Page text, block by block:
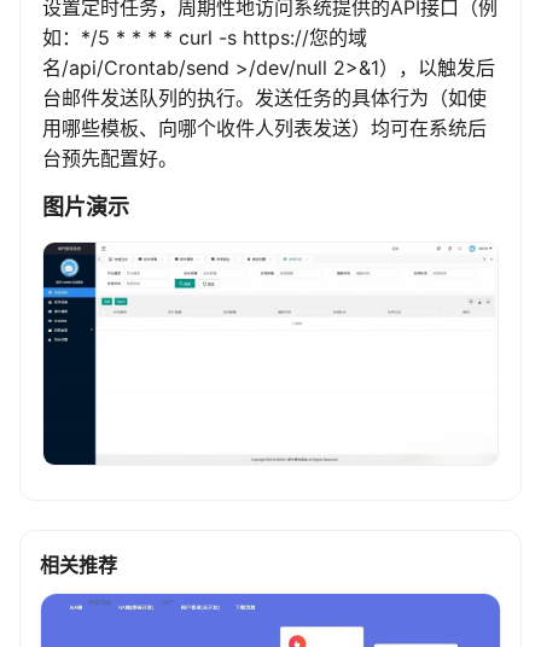
设置定时任务，周期性地访问系统提供的API接口（例
如：*/5 * * * * curl -s https://您的域
名/api/Crontab/send >/dev/null 2>&1），以触发后
台邮件发送队列的执行。发送任务的具体行为（如使
用哪些模板、向哪个收件人列表发送）均可在系统后
台预先配置好。
图片演示
相关推荐